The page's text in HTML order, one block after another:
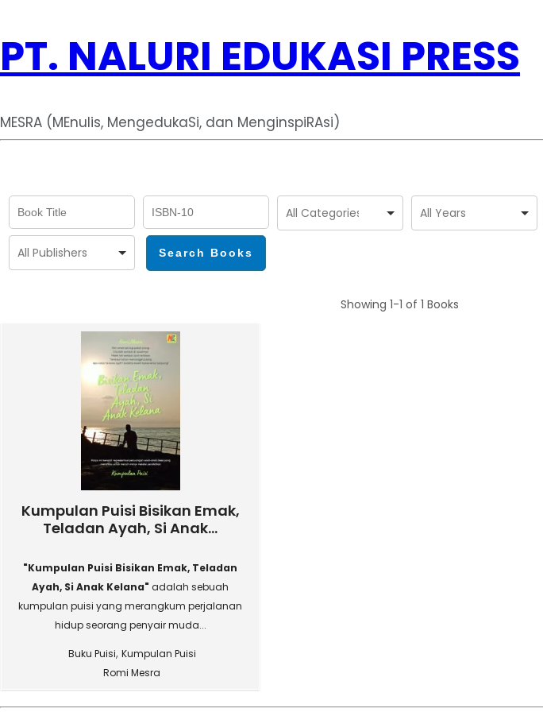
PT. NALURI EDUKASI PRESS
MESRA (MEnulis, MengedukaSi, dan MenginspiRAsi)
Showing 1-1 of 1 Books
Kumpulan Puisi Bisikan Emak,
Teladan Ayah, Si Anak...
"Kumpulan Puisi Bisikan Emak, Teladan
Ayah, Si Anak Kelana" adalah sebuah
kumpulan puisi yang merangkum perjalanan
hidup seorang penyair muda...
Buku Puisi, Kumpulan Puisi
Romi Mesra